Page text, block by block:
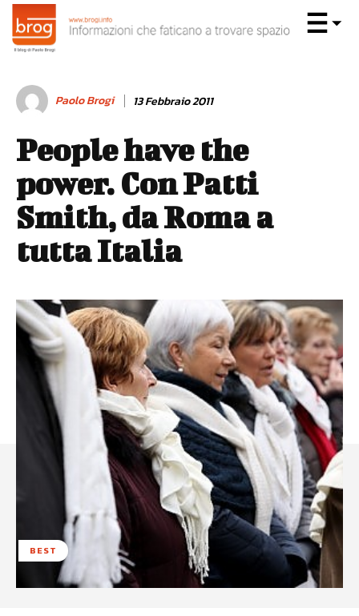
Paolo Brogi 13 Febbraio 2011
People have the
power. Con Patti
Smith, da Roma a
tutta Italia
BEST